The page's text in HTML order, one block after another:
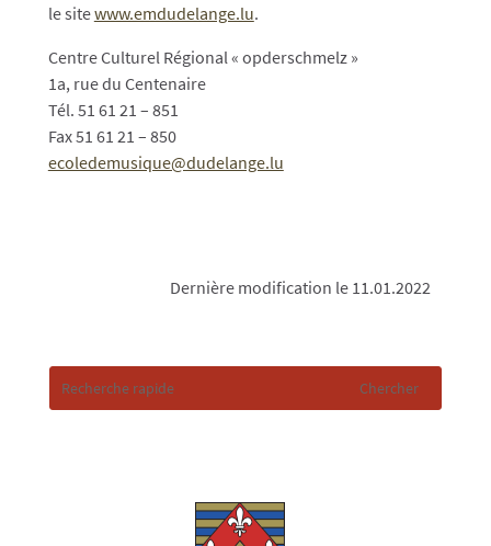
le sitewww.emdudelange.lu.
Centre Culturel Régional « opderschmelz »
1a, rue du Centenaire
Tél. 51 61 21 – 851
Fax 51 61 21 – 850
ecoledemusique@dudelange.lu
Dernière modification le 11.01.2022